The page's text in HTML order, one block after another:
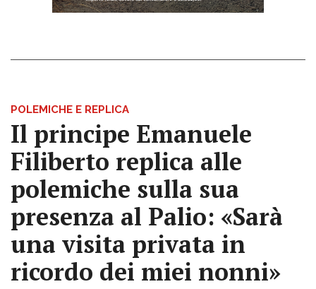
POLEMICHE E REPLICA
Il principe Emanuele
Filiberto replica alle
polemiche sulla sua
presenza al Palio: «Sarà
una visita privata in
ricordo dei miei nonni»